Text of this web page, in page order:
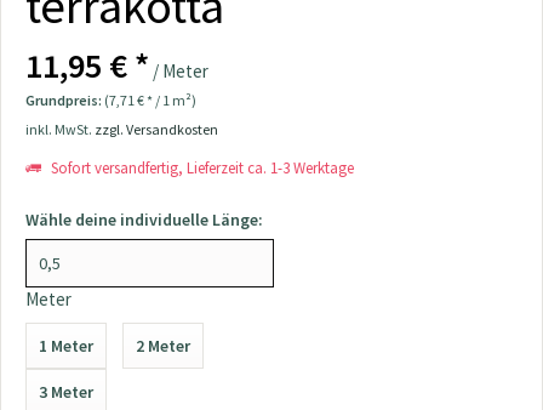
11,95 € * / Meter
Grundpreis: (7,71 € * / 1 m²)
inkl. MwSt. zzgl. Versandkosten
Sofort versandfertig, Lieferzeit ca. 1-3 Werktage
Wähle deine individuelle Länge:
Meter
1 Meter 2 Meter
3 Meter